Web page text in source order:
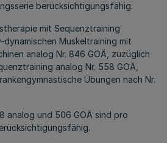
berücksichtigungsfähig.
mit Sequenztraining
dynamischen Muskeltraining mit
analog Nr. 846 GOÄ, zuzüglich
analog Nr. 558 GOÄ,
Übungen nach Nr.
analog und 506 GOÄ sind pro